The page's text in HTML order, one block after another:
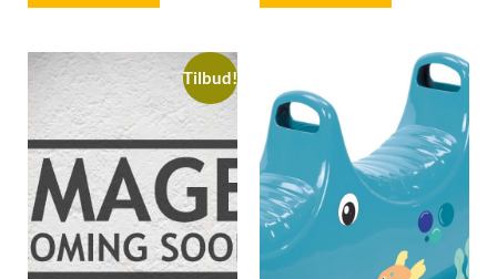
Tilbud!